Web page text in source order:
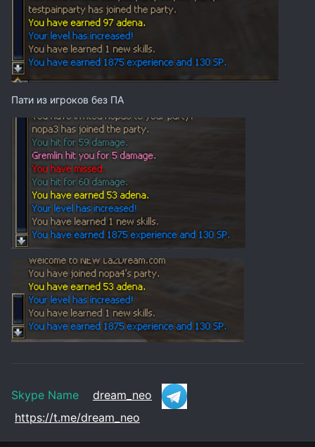
Пати из игроков без ПА
Skype Name dream_neo
https://t.me/dream_neo